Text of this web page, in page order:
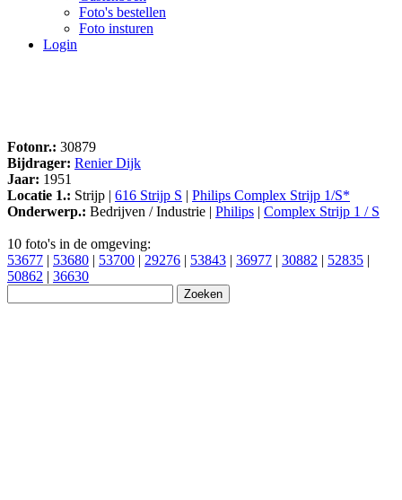
Foto's bestellen
Foto insturen
Login
Fotonr.: 30879
Bijdrager: Renier Dijk
Jaar: 1951
Locatie 1.: Strijp | 616 Strijp S | Philips Complex Strijp 1/S*
Onderwerp.: Bedrijven / Industrie | Philips | Complex Strijp 1 / S
10 foto's in de omgeving:
53677 | 53680 | 53700 | 29276 | 53843 | 36977 | 30882 | 52835 |
50862 | 36630